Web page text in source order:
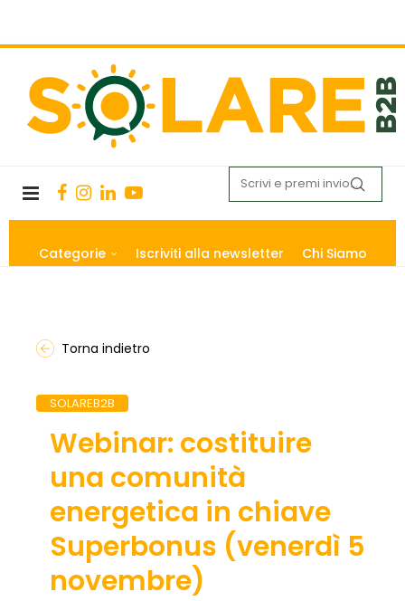
Categorie Iscriviti alla newsletter Chi Siamo
Torna indietro
SOLAREB2B
Webinar: costituire
una comunità
energetica in chiave
Superbonus (venerdì 5
novembre)